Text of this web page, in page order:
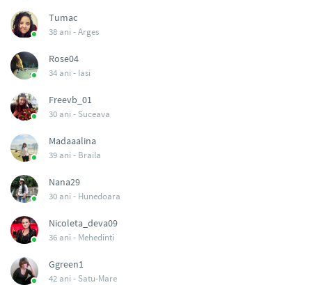
Tumac
38 ani -Arges
Rose04
34 ani - Iasi
Freevb_01
30 ani - Suceava
Madaaalina
39 ani - Braila
Nana29
30 ani - Hunedoara
Nicoleta_deva09
36 ani - Mehedinti
Ggreen1
42 ani - Satu-Mare